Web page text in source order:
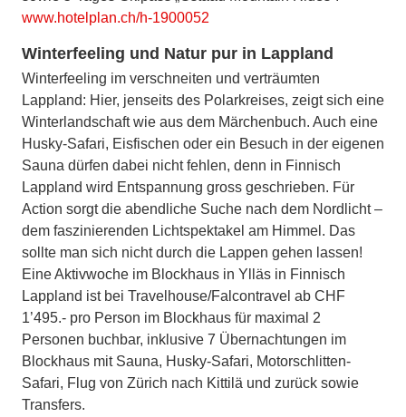
www.hotelplan.ch/h-1900052
Winterfeeling und Natur pur in Lappland
Winterfeeling im verschneiten und verträumten
Lappland: Hier, jenseits des Polarkreises, zeigt sich eine
Winterlandschaft wie aus dem Märchenbuch. Auch eine
Husky-Safari, Eisfischen oder ein Besuch in der eigenen
Sauna dürfen dabei nicht fehlen, denn in Finnisch
Lappland wird Entspannung gross geschrieben. Für
Action sorgt die abendliche Suche nach dem Nordlicht –
dem faszinierenden Lichtspektakel am Himmel. Das
sollte man sich nicht durch die Lappen gehen lassen!
Eine Aktivwoche im Blockhaus in Ylläs in Finnisch
Lappland ist bei Travelhouse/Falcontravel ab CHF
1’495.- pro Person im Blockhaus für maximal 2
Personen buchbar, inklusive 7 Übernachtungen im
Blockhaus mit Sauna, Husky-Safari, Motorschlitten-
Safari, Flug von Zürich nach Kittilä und zurück sowie
Transfers.